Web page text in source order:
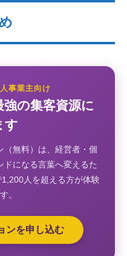
事業主向け
強の集客資源に
す
（無料）は、経営者・個
ドになる言葉へ変えるた
人を超える方が体験
。
ンを申し込む